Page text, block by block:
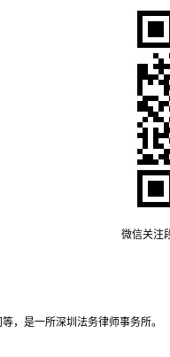
微信关注
，是一所深圳法务律师事务所。